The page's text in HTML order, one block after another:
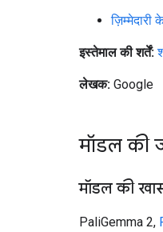
इस्तेमाल की शर्तें:
लेखक: Google
मॉडल की
मॉडल की
PaliGemma 2,